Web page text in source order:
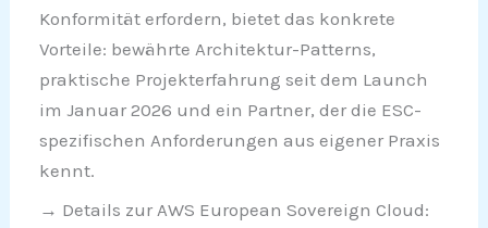
Konformität erfordern, bietet das konkrete
Vorteile: bewährte Architektur-Patterns,
praktische Projekterfahrung seit dem Launch
im Januar 2026 und ein Partner, der die ESC-
spezifischen Anforderungen aus eigener Praxis
kennt.
→ Details zur AWS European Sovereign Cloud: